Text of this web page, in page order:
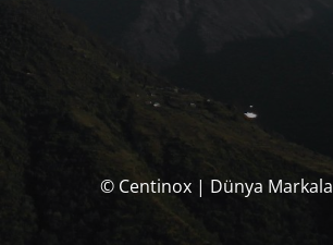
© Centinox | Dünya